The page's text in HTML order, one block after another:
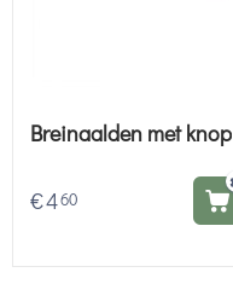
Breinaalden met knop
€460